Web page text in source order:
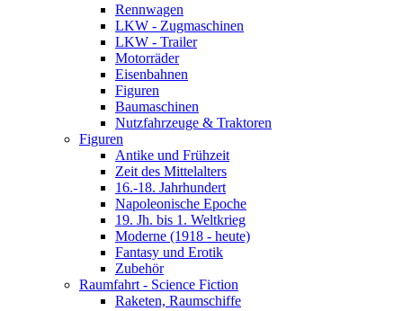
Rennwagen
LKW - Zugmaschinen
LKW - Trailer
Motorräder
Eisenbahnen
Figuren
Baumaschinen
Nutzfahrzeuge & Traktoren
Figuren
Antike und Frühzeit
Zeit des Mittelalters
16.-18. Jahrhundert
Napoleonische Epoche
19. Jh. bis 1. Weltkrieg
Moderne (1918 - heute)
Fantasy und Erotik
Zubehör
Raumfahrt - Science Fiction
Raketen, Raumschiffe